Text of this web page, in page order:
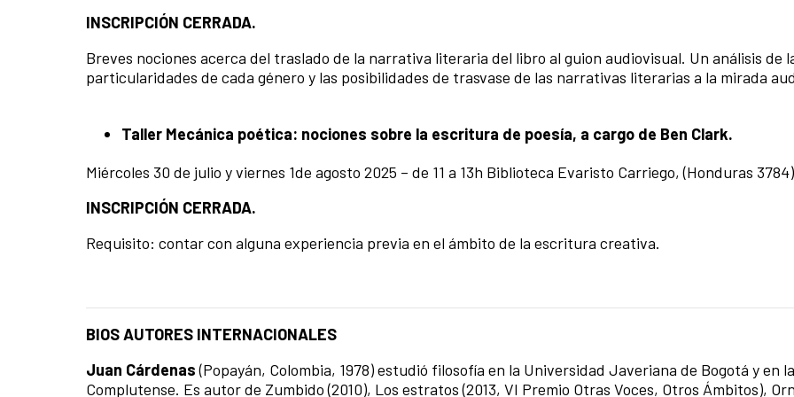
INSCRIPCIÓN CERRADA.
Breves nociones acerca del traslado de la narrativa literaria del libro al guion audiovisual. Un análisis de
particularidades de cada género y las posibilidades de trasvase de las narrativas literarias a la mirada
Taller Mecánica poética: nociones sobre la escritura de poesía, a cargo de Ben Clark.
Miércoles 30 de julio y viernes 1de agosto 2025 – de 11 a 13h Biblioteca Evaristo Carriego, (Honduras
INSCRIPCIÓN CERRADA.
Requisito: contar con alguna experiencia previa en el ámbito de la escritura creativa.
BIOS AUTORES INTERNACIONALES
Juan Cárdenas(Popayán, Colombia, 1978) estudió filosofía en la Universidad Javeriana de Bogotá y en la
Complutense. Es autor de Zumbido (2010), Los estratos (2013, VI Premio Otras Voces, Otros Ámbitos),